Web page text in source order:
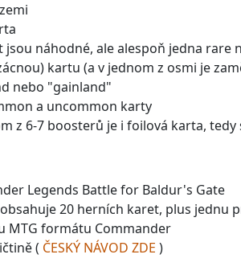
jsou náhodné, ale alespoň jedna
kartu (a v jednom z osmi je
nebo "gainland"
a uncommon karty
z 6-7 boosterů je i foilová karta,
Legends Battle for Baldur's Gate
20 herních karet, plus jednu
MTG formátu Commander
( ČESKÝ NÁVOD ZDE )